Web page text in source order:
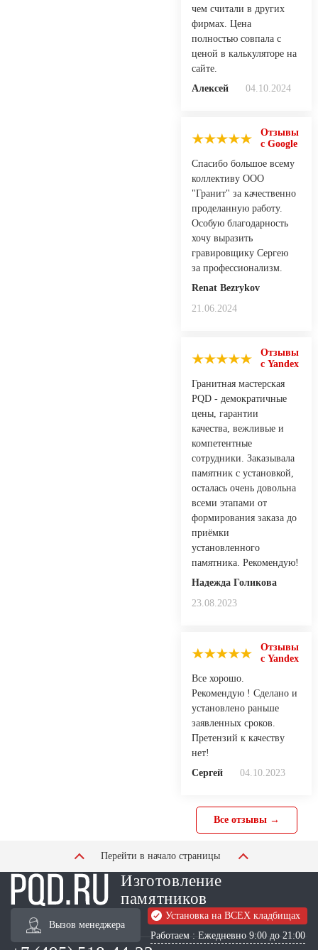
чем считали в других
фирмах. Цена
полностью совпала с
ценой в калькуляторе на
сайте.
Алексей
04.10.2024
Отзывы
с Google
Спасибо большое всему
коллективу ООО
"Гранит" за качественно
проделанную работу.
Особую благодарность
хочу выразить
гравировщику Сергею
за профессионализм.
Renat Bezrykov
21.06.2024
Отзывы
с Yandex
Гранитная мастерская
PQD - демократичные
цены, гарантии
качества, вежливые и
компетентные
сотрудники. Заказывала
памятник с установкой,
осталась очень довольна
всеми этапами от
формирования заказа до
приёмки
установленного
памятника. Рекомендую!
Надежда Голикова
23.08.2023
Отзывы
с Yandex
Все хорошо.
Рекомендую ! Сделано и
установлено раньше
заявленных сроков.
Претензий к качеству
нет!
Сергей
04.10.2023
Все отзывы →
Перейти в начало страницы
Изготовление
памятников
Вызов менеджера
Установка на ВСЕХ кладбищах
Работаем : Ежедневно 9:00 до 21:00